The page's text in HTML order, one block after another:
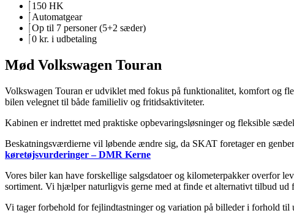
150 HK
Automatgear
Op til 7 personer (5+2 sæder)
0 kr. i udbetaling
Mød Volkswagen Touran
Volkswagen Touran er udviklet med fokus på funktionalitet, komfort og
bilen velegnet til både familieliv og fritidsaktiviteter.
Kabinen er indrettet med praktiske opbevaringsløsninger og fleksible
Beskatningsværdierne vil løbende ændre sig, da SKAT foretager en
køretøjsvurderinger – DMR Kerne
Vores biler kan have forskellige salgsdatoer og kilometerpakker overfor
sortiment. Vi hjælper naturligvis gerne med at finde et alternativt tilbud ud
Vi tager forbehold for fejlindtastninger og variation på billeder i forhold til